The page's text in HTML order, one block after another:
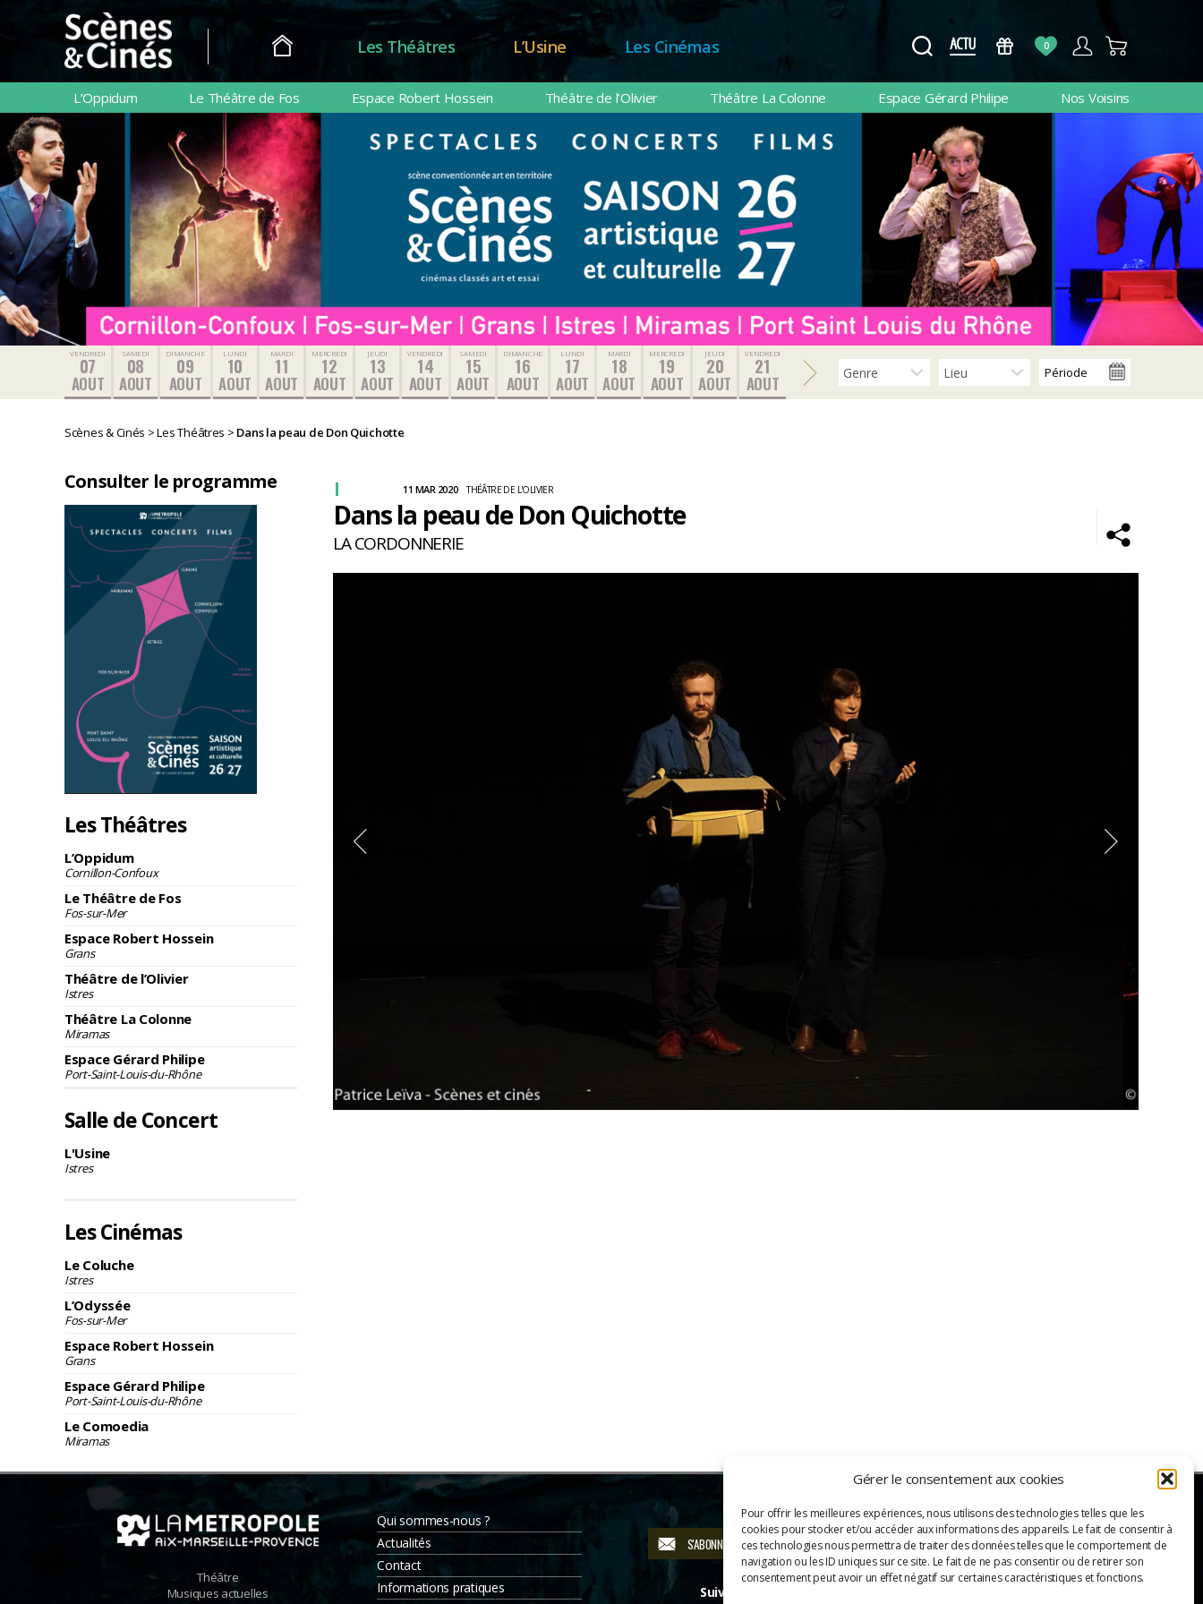
Gérer le consentement aux cookies
Pour offrir les meilleures expériences, nous utilisons des technologies telles que les
cookies pour stocker et/ou accéder aux informations des appareils. Le fait de consentir à
ces technologies nous permettra de traiter des données telles que le comportement de
navigation ou les ID uniques sur ce site. Le fait de ne pas consentir ou de retirer son
consentement peut avoir un effet négatif sur certaines caractéristiques et fonctions.
Scènes
&
Cinés
Les Théâtres L’Usine Les Cinémas 0
L’Oppidum Le Théâtre de Fos Espace Robert Hossein Théâtre de l’Olivier Théâtre La Colonne Espace Gérard Philipe Nos Voisins
VENDREDI
07
AOUT
SAMEDI
08
AOUT
DIMANCHE
09
AOUT
LUNDI
10
AOUT
MARDI
11
AOUT
MERCREDI
12
AOUT
JEUDI
13
AOUT
VENDREDI
14
AOUT
SAMEDI
15
AOUT
DIMANCHE
16
AOUT
LUNDI
17
AOUT
MARDI
18
AOUT
MERCREDI
19
AOUT
JEUDI
20
AOUT
VENDREDI
21
AOUT
Scènes & Cinés >Les Théâtres > Dans la peau de Don Quichotte
Consulter le programme
Les Théâtres
L’Oppidum
Cornillon-Confoux
Le Théâtre de Fos
Fos-sur-Mer
Espace Robert Hossein
Grans
Théâtre de l’Olivier
Istres
Théâtre La Colonne
Miramas
Espace Gérard Philipe
Port-Saint-Louis-du-Rhône
Salle de Concert
L'Usine
Istres
Les Cinémas
Le Coluche
Istres
L’Odyssée
Fos-sur-Mer
Espace Robert Hossein
Grans
Espace Gérard Philipe
Port-Saint-Louis-du-Rhône
Le Comoedia
Miramas
Dans la peau de Don Quichotte
11 MAR 2020 THÉÂTRE DE L'OLIVIER
LA CORDONNERIE
Théâtre
Musiques actuelles
Qui sommes-nous ?
Actualités
Contact
Informations pratiques
S'ABONNER À LA NEWSLETTER
Suivez-nous